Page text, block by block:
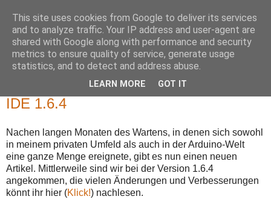
Diamex-ISP in der aktuellen Arduino-
IDE 1.6.4
Nachen langen Monaten des Wartens, in denen sich sowohl
in meinem privaten Umfeld als auch in der Arduino-Welt
eine ganze Menge ereignete, gibt es nun einen neuen
Artikel. Mittlerweile sind wir bei der Version 1.6.4
angekommen, die vielen Änderungen und Verbesserungen
könnt ihr hier (Klick!) nachlesen.
This site uses cookies from Google to deliver its services
and to analyze traffic. Your IP address and user-agent are
shared with Google along with performance and security
metrics to ensure quality of service, generate usage
statistics, and to detect and address abuse.
LEARN MORE GOT IT